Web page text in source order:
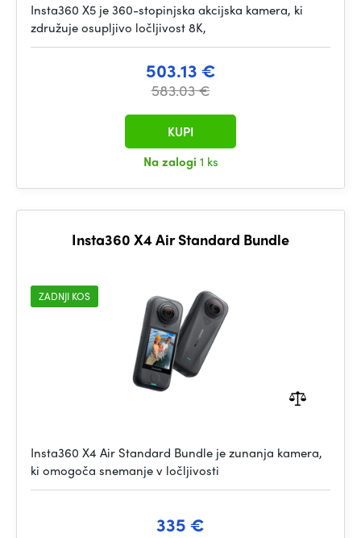
Insta360 X5 je 360-stopinjska akcijska kamera, ki
združuje osupljivo ločljivost 8K,
503.13 €
583.03 €
Na zalogi 1 ks
KUPI
Insta360 X4 Air Standard Bundle
ZADNJI KOS
Insta360 X4 Air Standard Bundle je zunanja kamera,
ki omogoča snemanje v ločljivosti
335 €